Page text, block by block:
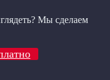
Мы сделаем